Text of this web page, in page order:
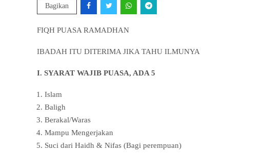
Bagikan
FIQH PUASA RAMADHAN
IBADAH ITU DITERIMA JIKA TAHU ILMUNYA
I. SYARAT WAJIB PUASA, ADA 5
Islam
Baligh
Berakal/Waras
Mampu Mengerjakan
Suci dari Haidh & Nifas (Bagi perempuan)